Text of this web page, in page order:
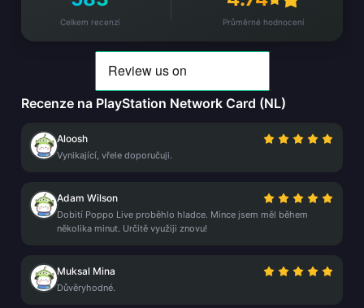
Celkem recenzí Průměrné hodnocení
Recenze na PlayStation Network Card (NL)
Aloosh
Vynikající, vřele doporučuji.
Adam Wilson
Dobití Poppo Live proběhlo hladce. Mince jsem měl během
několika minut. Určitě využiji znovu!
Muksal Mina
Důvěryhodné.